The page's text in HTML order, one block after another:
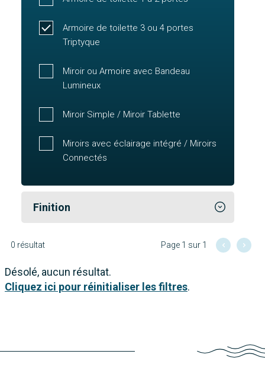
Armoire de toilette 3 ou 4 portes
Triptyque
Miroir ou Armoire avec Bandeau
Lumineux
Miroir Simple / Miroir Tablette
Miroirs avec éclairage intégré / Miroirs
Connectés
Finition
0 résultat Page 1 sur 1
Désolé, aucun résultat.
Cliquez ici pour réinitialiser les filtres.